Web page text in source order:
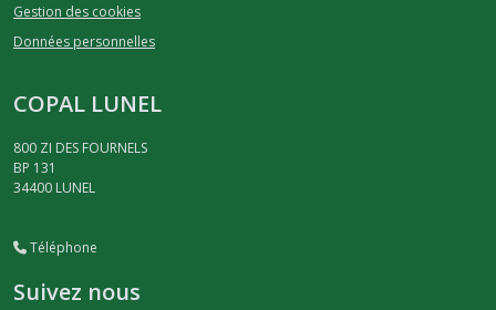
Gestion des cookies
Données personnelles
COPAL LUNEL
800 ZI DES FOURNELS
BP 131
34400 LUNEL
Téléphone
Suivez nous